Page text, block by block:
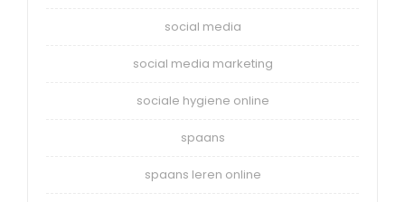
social media
social media marketing
sociale hygiene online
spaans
spaans leren online